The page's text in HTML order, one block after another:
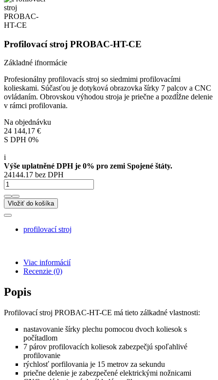
Profilovací stroj PROBAC-HT-CE
Základné ifnormácie
Profesionálny profilovacís stroj so siedmimi profilovacími
kolieskami. Súčasťou je dotyková obrazovka šírky 7 palcov a CNC
ovládaním. Obrovskou výhodou stroja je priečne a pozdĺžne delenie
v rámci profilovania.
Na objednávku
24 144,17 €
S DPH 0%
i
Výše uplatněné DPH je 0% pro zemi Spojené štáty.
24144.17 bez DPH
Vložiť do košíka
profilovací stroj
Viac informácií
Recenzie (0)
Popis
Profilovací stroj PROBAC-HT-CE má tieto zálkadné vlastnosti:
nastavovanie šírky plechu pomocou dvoch koliesok s
počítadlom
7 párov profilovacích koliesok zabezpečjú spoľahlivé
profilovanie
rýchlosť porfilovania je 15 metrov za sekundu
priečne delenie je zabezpečené elektrickými nožnicami